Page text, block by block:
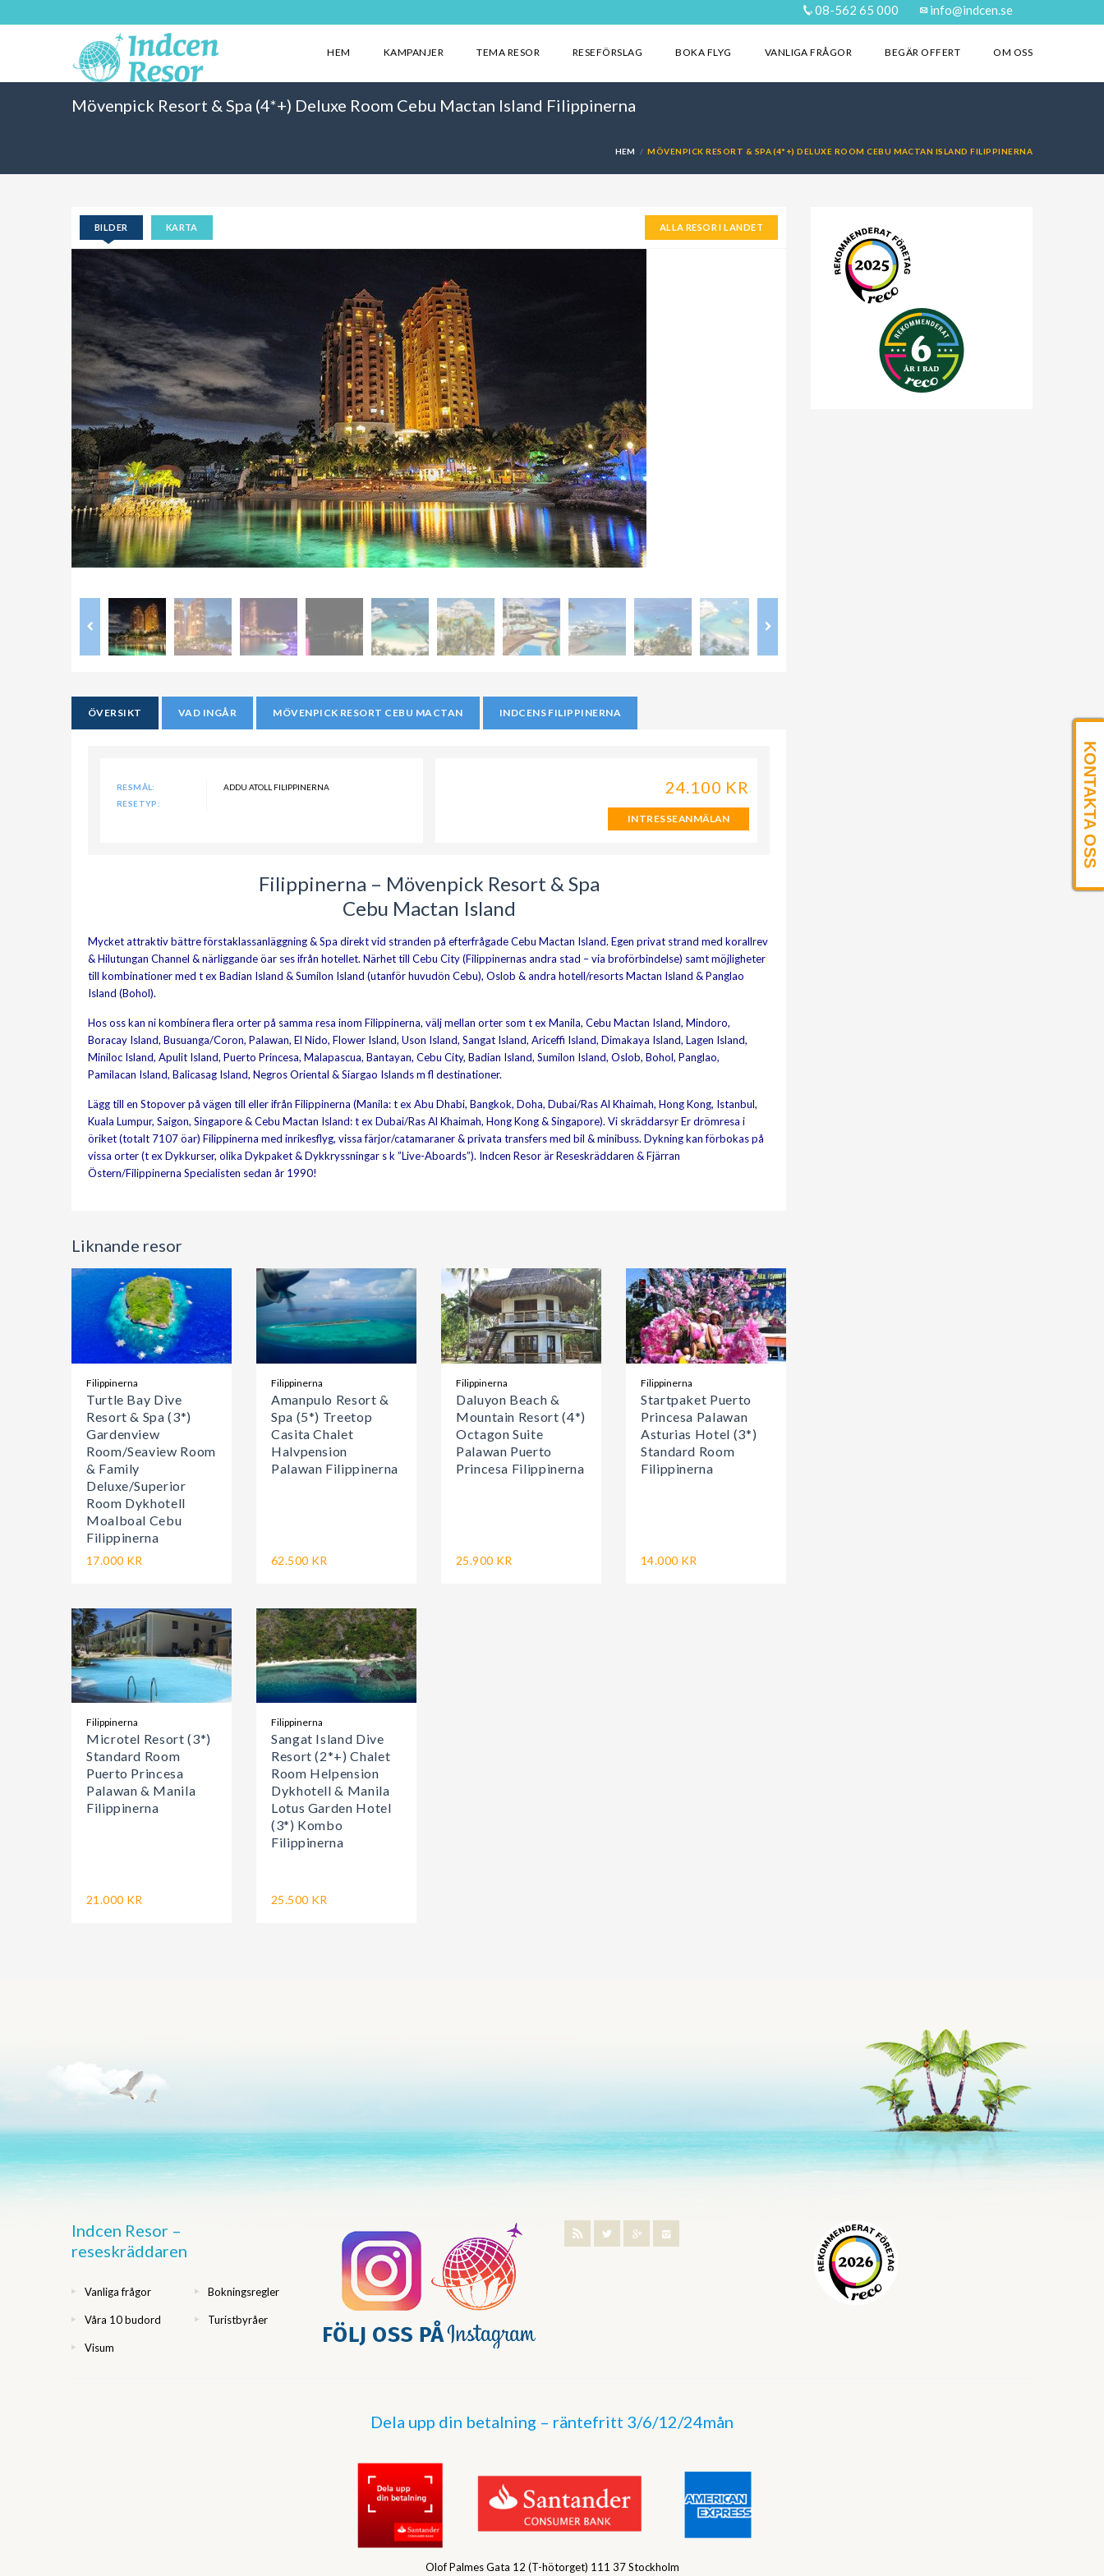
08-562 65 000 info@indcen.se
HEM KAMPANJER TEMA RESOR RESEFÖRSLAG BOKA FLYG VANLIGA FRÅGOR BEGÄR OFFERT OM OSS
Mövenpick Resort & Spa (4*+) Deluxe Room Cebu Mactan Island Filippinerna
HEM MÖVENPICK RESORT & SPA (4*+) DELUXE ROOM CEBU MACTAN ISLAND FILIPPINERNA
BILDER KARTA ALLA RESOR I LANDET
ÖVERSIKT VAD INGÅR MÖVENPICK RESORT CEBU MACTAN INDCENS FILIPPINERNA
RESMÅL:
ADDU ATOLL FILIPPINERNA
RESETYP:
24.100 KR
INTRESSEANMÄLAN
Filippinerna – Mövenpick Resort & Spa
Cebu Mactan Island
Mycket attraktiv bättre förstaklassanläggning & Spa direkt vid stranden på efterfrågade Cebu Mactan Island. Egen privat strand med korallrev
& Hilutungan Channel & närliggande öar ses ifrån hotellet. Närhet till Cebu City (Filippinernas andra stad – via broförbindelse) samt möjligheter
till kombinationer med t ex Badian Island & Sumilon Island (utanför huvudön Cebu), Oslob & andra hotell/resorts Mactan Island & Panglao
Island (Bohol).
Hos oss kan ni kombinera flera orter på samma resa inom Filippinerna, välj mellan orter som t ex Manila, Cebu Mactan Island, Mindoro,
Boracay Island, Busuanga/Coron, Palawan, El Nido, Flower Island, Uson Island, Sangat Island, Ariceffi Island, Dimakaya Island, Lagen Island,
Miniloc Island, Apulit Island, Puerto Princesa, Malapascua, Bantayan, Cebu City, Badian Island, Sumilon Island, Oslob, Bohol, Panglao,
Pamilacan Island, Balicasag Island, Negros Oriental & Siargao Islands m fl destinationer.
Lägg till en Stopover på vägen till eller ifrån Filippinerna (Manila: t ex Abu Dhabi, Bangkok, Doha, Dubai/Ras Al Khaimah, Hong Kong, Istanbul,
Kuala Lumpur, Saigon, Singapore & Cebu Mactan Island: t ex Dubai/Ras Al Khaimah, Hong Kong & Singapore). Vi skräddarsyr Er drömresa i
öriket (totalt 7107 öar) Filippinerna med inrikesflyg, vissa färjor/catamaraner & privata transfers med bil & minibuss. Dykning kan förbokas på
vissa orter (t ex Dykkurser, olika Dykpaket & Dykkryssningar s k ”Live-Aboards”). Indcen Resor är Reseskräddaren & Fjärran
Östern/Filippinerna Specialisten sedan år 1990!
Liknande resor
Filippinerna
Turtle Bay Dive
Resort & Spa (3*)
Gardenview
Room/Seaview Room
& Family
Deluxe/Superior
Room Dykhotell
Moalboal Cebu
Filippinerna
17.000 KR
Filippinerna
Amanpulo Resort &
Spa (5*) Treetop
Casita Chalet
Halvpension
Palawan Filippinerna
62.500 KR
Filippinerna
Daluyon Beach &
Mountain Resort (4*)
Octagon Suite
Palawan Puerto
Princesa Filippinerna
25.900 KR
Filippinerna
Startpaket Puerto
Princesa Palawan
Asturias Hotel (3*)
Standard Room
Filippinerna
14.000 KR
Filippinerna
Microtel Resort (3*)
Standard Room
Puerto Princesa
Palawan & Manila
Filippinerna
21.000 KR
Filippinerna
Sangat Island Dive
Resort (2*+) Chalet
Room Helpension
Dykhotell & Manila
Lotus Garden Hotel
(3*) Kombo
Filippinerna
25.500 KR
Indcen Resor –
reseskräddaren
Vanliga frågor Bokningsregler
Våra 10 budord Turistbyråer
Visum
Dela upp din betalning – räntefritt 3/6/12/24mån
Olof Palmes Gata 12 (T-hötorget) 111 37 Stockholm
KONTAKTA OSS